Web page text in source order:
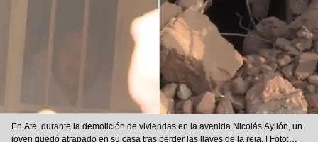
En Ate, durante la demolición de viviendas en la avenida Nicolás Ayllón, un
joven quedó atrapado en su casa tras perder las llaves de la reja. | Foto: